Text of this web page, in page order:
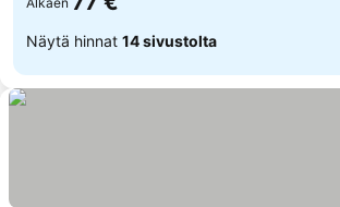
Näytä hinnat 14 sivustolta